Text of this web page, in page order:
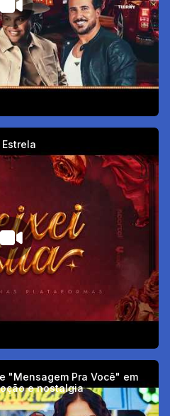
"Mensagem Pra Você" em
e nostalgia